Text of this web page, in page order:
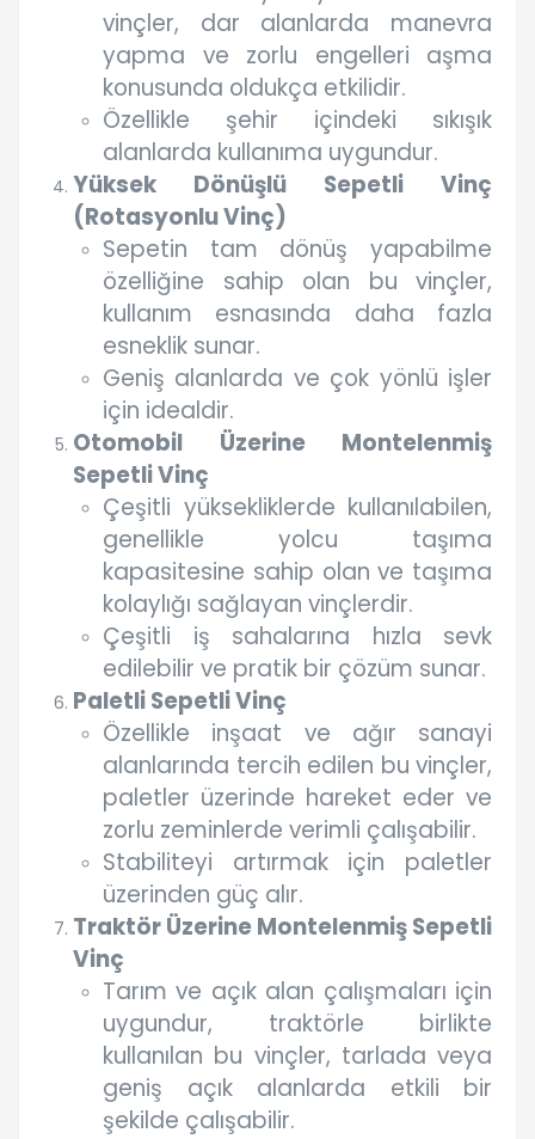
vinçler, dar alanlarda manevra
yapma ve zorlu engelleri aşma
konusunda oldukça etkilidir.
Özellikle şehir içindeki sıkışık
alanlarda kullanıma uygundur.
Yüksek Dönüşlü Sepetli Vinç
(Rotasyonlu Vinç)
Sepetin tam dönüş yapabilme
özelliğine sahip olan bu vinçler,
kullanım esnasında daha fazla
esneklik sunar.
Geniş alanlarda ve çok yönlü işler
için idealdir.
Otomobil Üzerine Montelenmiş
Sepetli Vinç
Çeşitli yüksekliklerde kullanılabilen,
genellikle yolcu taşıma
kapasitesine sahip olan ve taşıma
kolaylığı sağlayan vinçlerdir.
Çeşitli iş sahalarına hızla sevk
edilebilir ve pratik bir çözüm sunar.
Paletli Sepetli Vinç
Özellikle inşaat ve ağır sanayi
alanlarında tercih edilen bu vinçler,
paletler üzerinde hareket eder ve
zorlu zeminlerde verimli çalışabilir.
Stabiliteyi artırmak için paletler
üzerinden güç alır.
Traktör Üzerine Montelenmiş Sepetli
Vinç
Tarım ve açık alan çalışmaları için
uygundur, traktörle birlikte
kullanılan bu vinçler, tarlada veya
geniş açık alanlarda etkili bir
şekilde çalışabilir.